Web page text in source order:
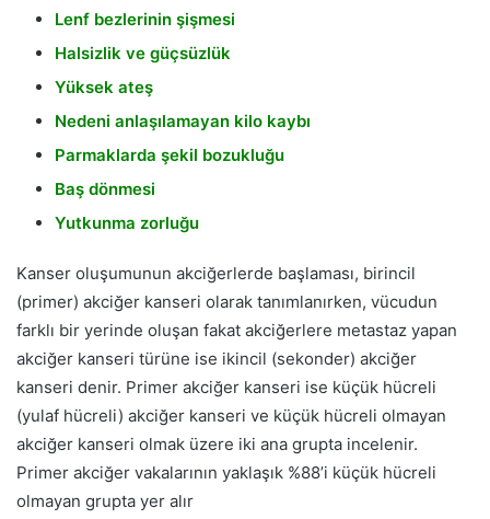
Lenf bezlerinin şişmesi
Halsizlik ve güçsüzlük
Yüksek ateş
Nedeni anlaşılamayan kilo kaybı
Parmaklarda şekil bozukluğu
Baş dönmesi
Yutkunma zorluğu
Kanser oluşumunun akciğerlerde başlaması, birincil
(primer) akciğer kanseri olarak tanımlanırken, vücudun
farklı bir yerinde oluşan fakat akciğerlere metastaz yapan
akciğer kanseri türüne ise ikincil (sekonder) akciğer
kanseri denir. Primer akciğer kanseri ise küçük hücreli
(yulaf hücreli) akciğer kanseri ve küçük hücreli olmayan
akciğer kanseri olmak üzere iki ana grupta incelenir.
Primer akciğer vakalarının yaklaşık %88’i küçük hücreli
olmayan grupta yer alır